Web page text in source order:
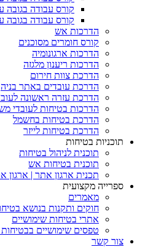
קורס עבודה בגובה
קורס עבודה בגובה
הדרכות אש
קורס חומרים מסוכנים
הדרכות ארגונומיה
הדרכות ריענון מלגזה
הדרכת צוות חירום
הדרכת עובדים באתר בניה
הדרכת עזרה ראשונה
הדרכות בטיחות לעובדי
הדרכת בטיחות בחשמל
הדרכת בטיחות לייזר
תוכניות בטיחות
תוכנית לניהול בטיחות
תוכנית בטיחות אש
תכנית ארגון אתר | ארגון
ספרייה מקצועית
מאמרים
חוקים ותקנות בנושא
אתרי בטיחות שימושיים
טפסים שימושיים
צור קשר